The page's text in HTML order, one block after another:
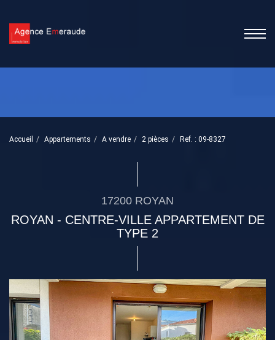
Accueil Appartements A vendre 2 pièces Ref. : 09-8327
17200 ROYAN
ROYAN - CENTRE-VILLE APPARTEMENT DE
TYPE 2